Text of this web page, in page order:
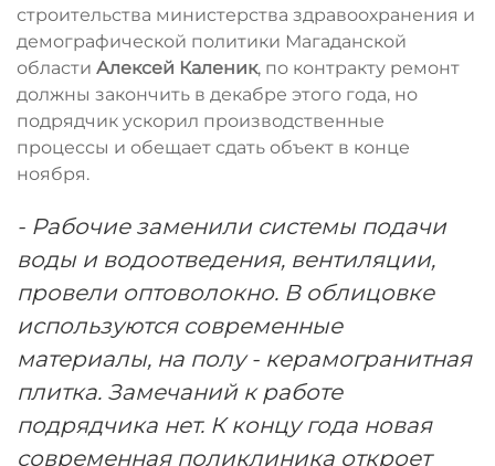
строительства министерства здравоохранения и
демографической политики Магаданской
области Алексей Каленик, по контракту ремонт
должны закончить в декабре этого года, но
подрядчик ускорил производственные
процессы и обещает сдать объект в конце
ноября.
- Рабочие заменили системы подачи
воды и водоотведения, вентиляции,
провели оптоволокно. В облицовке
используются современные
материалы, на полу - керамогранитная
плитка. Замечаний к работе
подрядчика нет. К концу года новая
современная поликлиника откроет